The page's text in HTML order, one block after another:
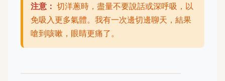
注意： 切洋蔥時，盡量不要說話或深呼吸，以
免吸入更多氣體。我有一次邊切邊聊天，結果
嗆到咳嗽，眼睛更痛了。